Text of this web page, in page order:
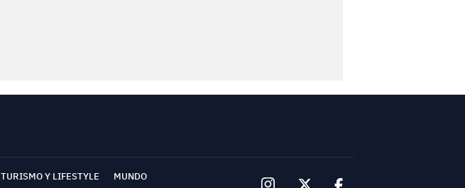
TURISMO Y LIFESTYLE MUNDO